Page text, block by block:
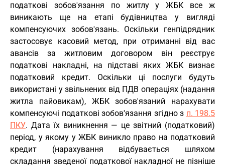
податкові зобов'язання по житлу у ЖБК все ж
виникають ще на етапі будівництва у вигляді
компенсуючих зобов'язань. Оскільки генпідрядник
застосовує касовий метод, при отриманні від вас
авансів за житловим договором він реєструє
податкові накладні, на підставі яких ЖБК визнає
податковий кредит. Оскільки ці послуги будуть
використані у звільнених від ПДВ операціях (надання
житла пайовикам), ЖБК зобов'язаний нарахувати
компенсуючі податкові зобов'язання згідно з п. 198.5
ПКУ. Дата їх виникнення — це звітний (податковий)
період, у якому у ЖБК виникло право на податковий
кредит (нарахування відбувається шляхом
складання зведеної податкової накладної не пізніше